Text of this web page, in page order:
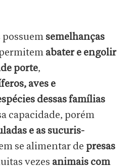
semelhanças
abater e engolir
porte,
aves e
dessas famílias
capacidade, porém
e as sucuris-
se alimentar de presas
vezes animais com